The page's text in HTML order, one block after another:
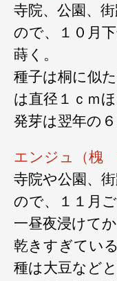
寺院、公園、
ので、１０月
蒔く。
種子は桐に似
は直径１ｃｍ
発芽は翌年の
エンジュ（槐
寺院や公園、
ので、１１月
一昼夜浸けてか
乾きすぎてい
種は大豆など